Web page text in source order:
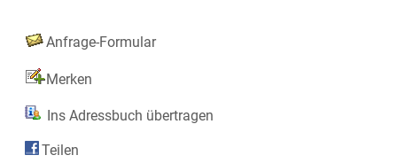
Anfrage-Formular
Merken
Ins Adressbuch übertragen
Teilen